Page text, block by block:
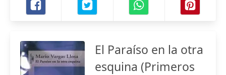
El Paraíso en la otra
esquina (Primeros